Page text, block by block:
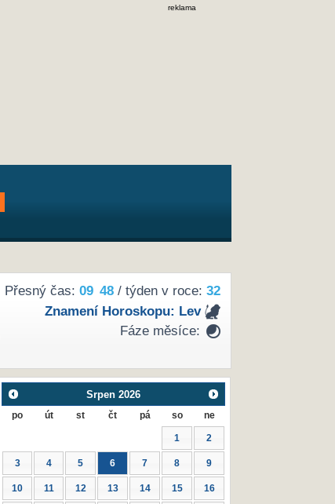
reklama
Přesný čas: 09 48/ týden v roce: 32
Znamení Horoskopu: Lev
Fáze měsíce:
Srpen 2026
po út st čt pá so ne
1 2
3 4 5 6 7 8 9
10 11 12 13 14 15 16